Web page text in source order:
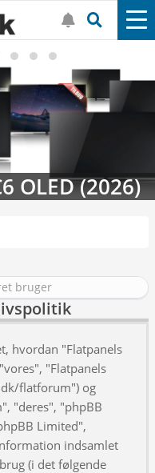
OLED (2026)
bruger
hvordan "Flatpanels
"Flatpanels
flatforum") og
"deres", "phpBB
Limited",
indsamlet
(i det følgende